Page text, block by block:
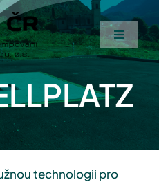
Toggle
Od Asociace
technologii pro